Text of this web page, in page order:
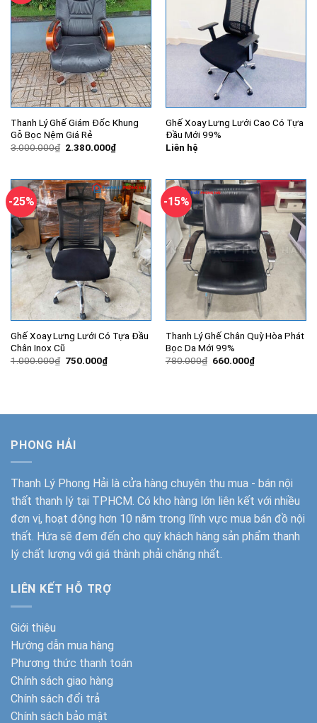
Thanh Lý Ghế Giám Đốc Khung
Gỗ Bọc Nệm Giá Rẻ
3.000.000₫ Giá
2.380.000₫Giá
hiện
2.380.000₫.
Ghế Xoay Lưng Lưới Cao Có Tựa
Đầu Mới 99%
Liên hệ
-25%
Ghế Xoay Lưng Lưới Có Tựa Đầu
Chân Inox Cũ
1.000.000₫ Giá
750.000₫Giá
hiện
-15%
Thanh Lý Ghế Chân Quỳ Hòa Phát
Bọc Da Mới 99%
780.000₫ Giá
660.000₫Giá
hiện
PHONG HẢI
Thanh Lý Phong Hải là cửa hàng chuyên thu mua - bán nội
thất thanh lý tại TPHCM. Có kho hàng lớn liên kết với nhiều
đơn vị, hoạt động hơn 10 năm trong lĩnh vực mua bán đồ nội
thất. Hứa sẽ đem đến cho quý khách hàng sản phẩm thanh
lý chất lượng với giá thành phải chăng nhất.
LIÊN KẾT HỖ TRỢ
Giới thiệu
Hướng dẫn mua hàng
Phương thức thanh toán
Chính sách giao hàng
Chính sách đổi trả
Chính sách bảo mật